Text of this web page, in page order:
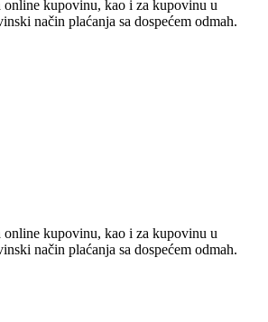
online kupovinu, kao i za kupovinu u
način plaćanja sa dospećem odmah.
online kupovinu, kao i za kupovinu u
način plaćanja sa dospećem odmah.